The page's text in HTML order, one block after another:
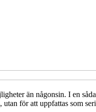
än någonsin. I en
för att uppfattas som